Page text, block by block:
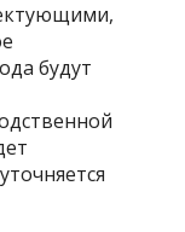
будут